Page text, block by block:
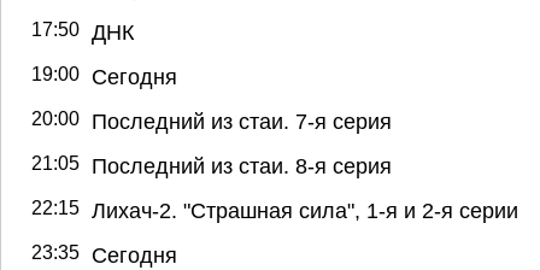
17:50 ДНК
19:00 Сегодня
20:00 Последний из стаи. 7-я серия
21:05 Последний из стаи. 8-я серия
22:15 Лихач-2. "Страшная сила", 1-я и 2-я серии
23:35 Сегодня